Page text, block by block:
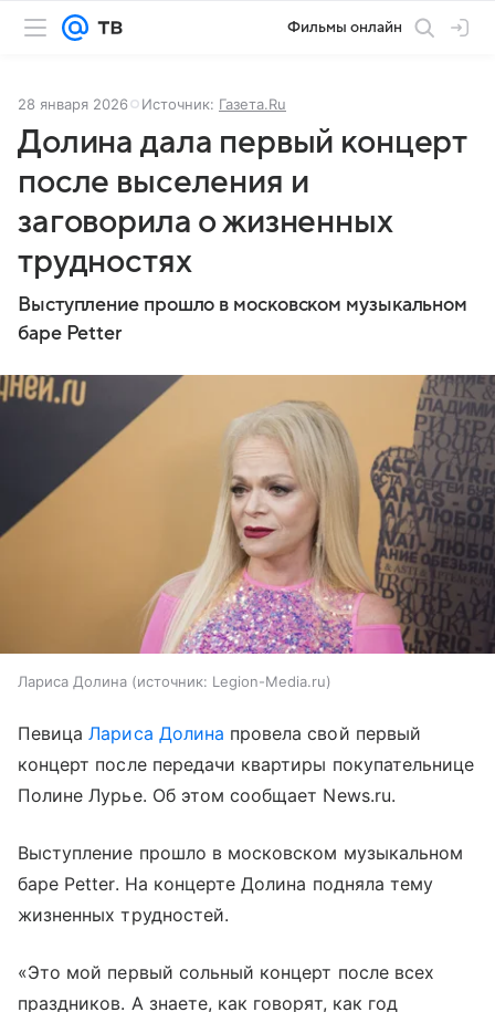
Фильмы онлайн
28 января 2026 Источник: Газета.Ru
Долина дала первый концерт
после выселения и
заговорила о жизненных
трудностях
Выступление прошло в московском музыкальном
баре Petter
Лариса Долина источник: Legion-Media.ru
ПевицаЛариса Долина провела свой первый
концерт после передачи квартиры покупательнице
Полине Лурье. Об этом сообщает News.ru.
Выступление прошло в московском музыкальном
баре Petter. На концерте Долина подняла тему
жизненных трудностей.
«Это мой первый сольный концерт после всех
праздников. А знаете, как говорят, как год